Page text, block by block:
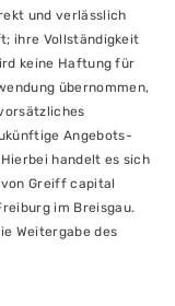
und verlässlich
ihre Vollständigkeit
keine Haftung für
übernommen,
Angebots-
handelt es sich
Greiff capital
im Breisgau.
Weitergabe des